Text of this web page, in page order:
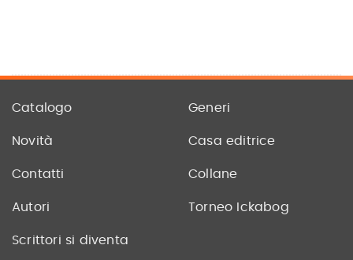
Catalogo Generi
Novità Casa editrice
Contatti Collane
Autori Torneo Ickabog
Scrittori si diventa